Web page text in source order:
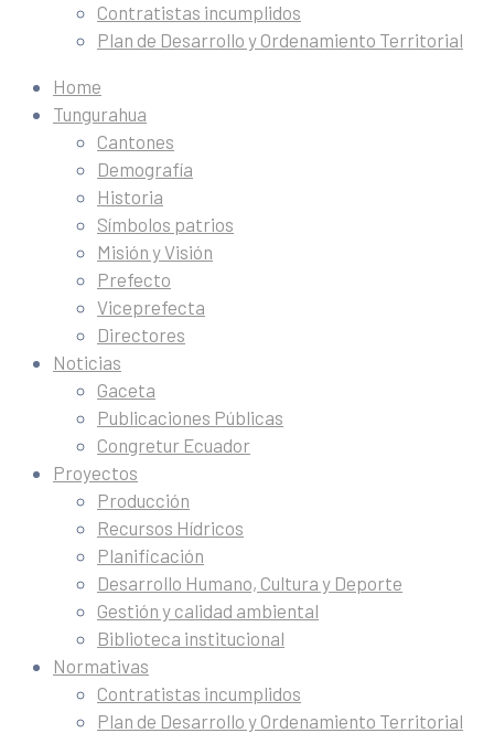
Contratistas incumplidos
Plan de Desarrollo y Ordenamiento Territorial
Home
Tungurahua
Cantones
Demografía
Historia
Símbolos patrios
Misión y Visión
Prefecto
Viceprefecta
Directores
Noticias
Gaceta
Publicaciones Públicas
Congretur Ecuador
Proyectos
Producción
Recursos Hídricos
Planificación
Desarrollo Humano, Cultura y Deporte
Gestión y calidad ambiental
Biblioteca institucional
Normativas
Contratistas incumplidos
Plan de Desarrollo y Ordenamiento Territorial